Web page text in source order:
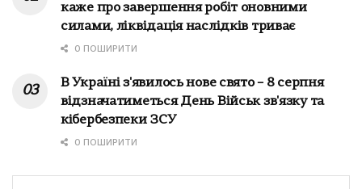
каже про завершення робіт оновними
силами, ліквідація наслідків триває
0 ПОШИРИТИ
В Україні з'явилось нове свято – 8 серпня
відзначатиметься День Військ зв'язку та
кібербезпеки ЗСУ
0 ПОШИРИТИ